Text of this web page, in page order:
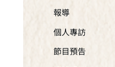
報導
個人專訪
節目預告